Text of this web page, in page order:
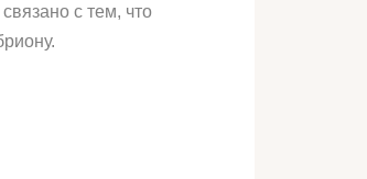
с тем, что